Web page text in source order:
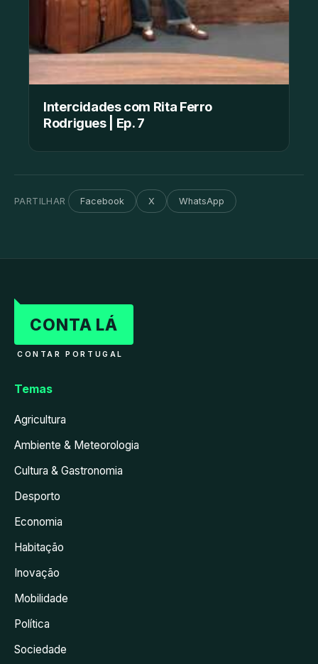
Intercidades com Rita Ferro
Rodrigues | Ep. 7
PARTILHAR Facebook X WhatsApp
CONTA LÁ
CONTAR PORTUGAL
Temas
Agricultura
Ambiente & Meteorologia
Cultura & Gastronomia
Desporto
Economia
Habitação
Inovação
Mobilidade
Política
Sociedade